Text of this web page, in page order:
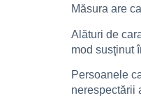
Măsura are
Alături de
mod susţinut
Persoanele
nerespectării